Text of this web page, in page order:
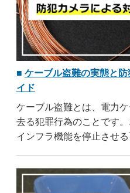
ケーブル盗難の実態と
イド
ケーブル盗難とは、電力
去る犯罪行為のことです
インフラ機能を停止させ